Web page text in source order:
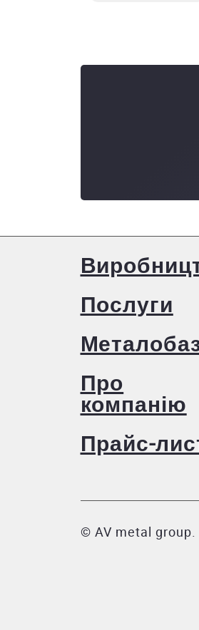
Послуги
Про
компанію
Прайс-
© AV metal group.